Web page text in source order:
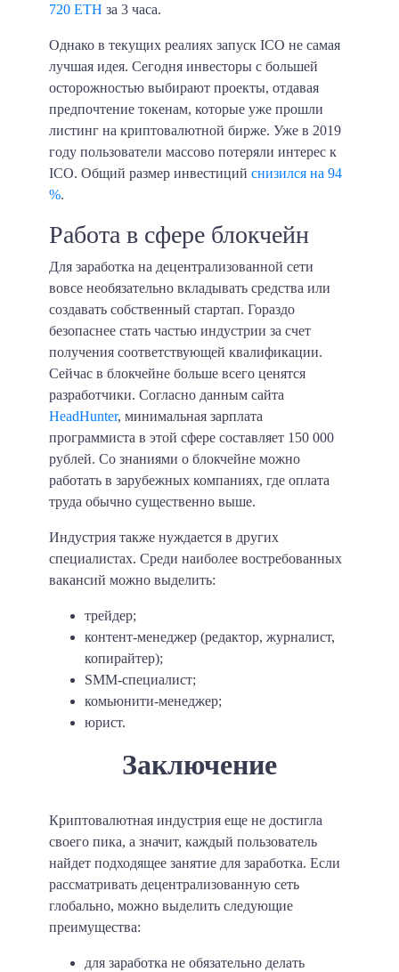
720 ETH за 3 часа.
Однако в текущих реалиях запуск ICO не самая
лучшая идея. Сегодня инвесторы с большей
осторожностью выбирают проекты, отдавая
предпочтение токенам, которые уже прошли
листинг на криптовалютной бирже. Уже в 2019
году пользователи массово потеряли интерес к
ICO. Общий размер инвестиций снизился на 94
%.
Работа в сфере блокчейн
Для заработка на децентрализованной сети
вовсе необязательно вкладывать средства или
создавать собственный стартап. Гораздо
безопаснее стать частью индустрии за счет
получения соответствующей квалификации.
Сейчас в блокчейне больше всего ценятся
разработчики. Согласно данным сайта
HeadHunter, минимальная зарплата
программиста в этой сфере составляет 150 000
рублей. Со знаниями о блокчейне можно
работать в зарубежных компаниях, где оплата
труда обычно существенно выше.
Индустрия также нуждается в других
специалистах. Среди наиболее востребованных
вакансий можно выделить:
трейдер;
контент-менеджер (редактор, журналист,
копирайтер);
SMM-специалист;
комьюнити-менеджер;
юрист.
Заключение
Криптовалютная индустрия еще не достигла
своего пика, а значит, каждый пользователь
найдет подходящее занятие для заработка. Если
рассматривать децентрализованную сеть
глобально, можно выделить следующие
преимущества:
для заработка не обязательно делать